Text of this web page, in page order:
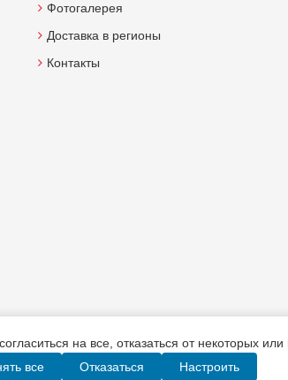
Фотогалерея
Доставка в регионы
Контакты
на все, отказаться от некоторых или
все
Отказаться Настроить